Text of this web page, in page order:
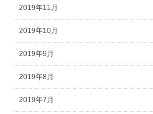
2019年11月
2019年10月
2019年9月
2019年8月
2019年7月